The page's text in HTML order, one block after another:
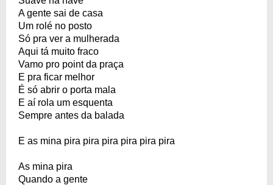
A gente sai de casa
Um rolé no posto
Só pra ver a mulherada
Aqui tá muito fraco
Vamo pro point da praça
E pra ficar melhor
É só abrir o porta mala
E aí rola um esquenta
Sempre antes da balada
E as mina pira pira pira pira pira pira
As mina pira
Quando a gente